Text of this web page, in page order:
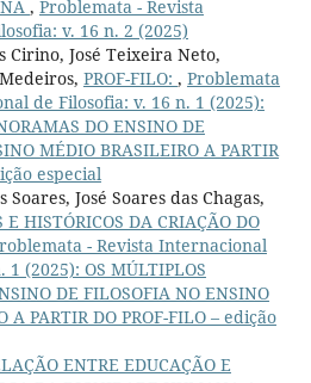
, Problemata - Revista
v. 16 n. 2 (2025)
Cirino, José Teixeira Neto,
PROF-FILO: , Problemata
de Filosofia: v. 16 n. 1 (2025):
DO ENSINO DE
MÉDIO BRASILEIRO A PARTIR
especial
Soares, José Soares das Chagas,
E HISTÓRICOS DA CRIAÇÃO DO
- Revista Internacional
(2025): OS MÚLTIPLOS
DE FILOSOFIA NO ENSINO
A PARTIR DO PROF-FILO – edição
ENTRE EDUCAÇÃO E